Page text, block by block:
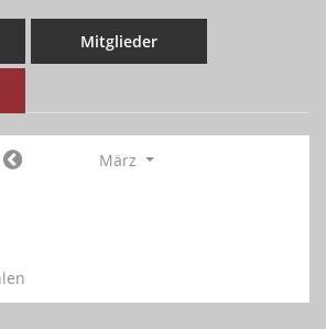
Mitglieder
März